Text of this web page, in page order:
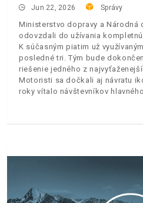
Jun 22, 2026 Správy
Ministerstvo dopravy a
odovzdali do užívania
K súčasným piatim už
posledné tri. Tým bude
riešenie jedného z
Motoristi sa dočkali aj návratu
roky vítalo návštevníkov